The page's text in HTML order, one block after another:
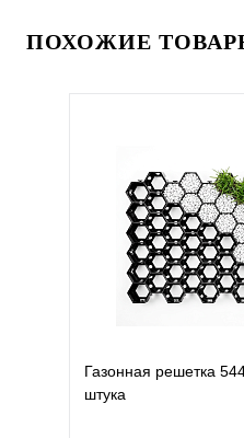
ПОХОЖИЕ
Газонная решетка
штука